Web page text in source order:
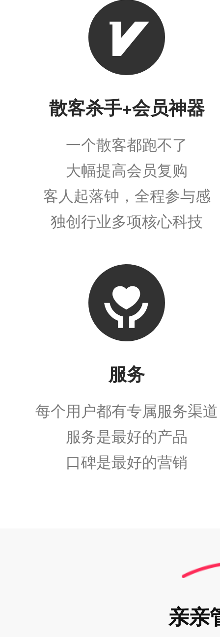
散客杀手+会员神器
一个散客都跑不了
大幅提高会员复购
客人起落钟，全程参与感
独创行业多项核心科技
服务
每个用户都有专属服务渠道
服务是最好的产品
口碑是最好的营销
亲亲